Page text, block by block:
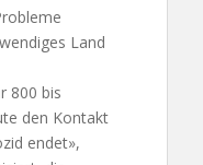
Land
800 bis
den Kontakt
endet»,